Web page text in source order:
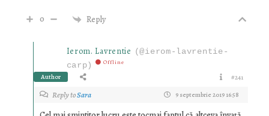
0 Reply
Ierom. Lavrentie (@ierom-lavrentie-
carp)
Offline
Author #241
Reply toSara 9 septembrie 2019 16:58